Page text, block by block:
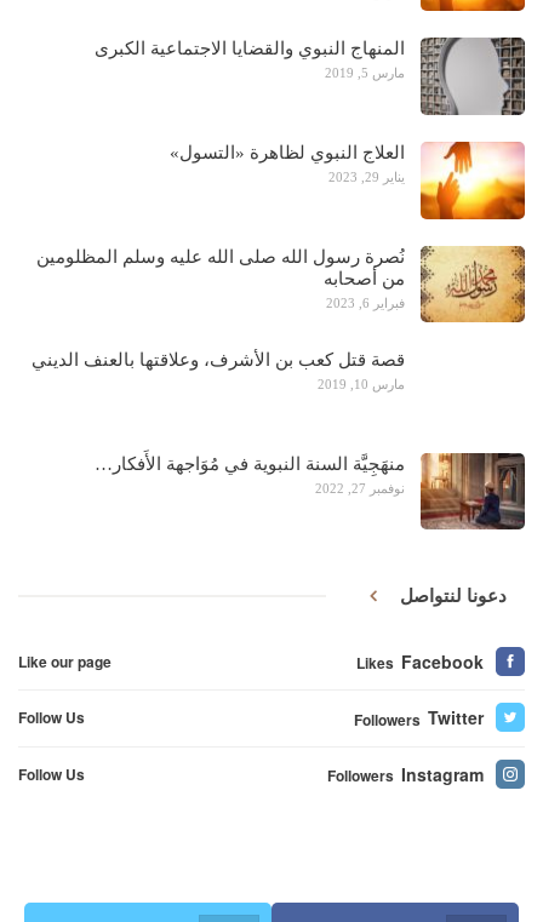
المنهاج النبوي والقضايا الاجتماعية الكبرى
مارس 5, 2019
العلاج النبوي لظاهرة «التسول»
يناير 29, 2023
نُصرة رسول الله صلى الله عليه وسلم المظلومين
من أصحابه
فبراير 6, 2023
قصة قتل كعب بن الأشرف، وعلاقتها بالعنف الديني
مارس 10, 2019
منهَجِيَّة السنة النبوية في مُوَاجهة الأَفكار…
نوفمبر 27, 2022
دعونا لنتواصل
Facebook
Likes
Like our page
Twitter
Followers
Follow Us
Instagram
Followers
Follow Us